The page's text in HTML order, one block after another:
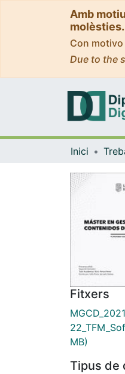
Amb
molèsties.
Con
Due to the
Inici
Fitxers
MB)
Tipus de